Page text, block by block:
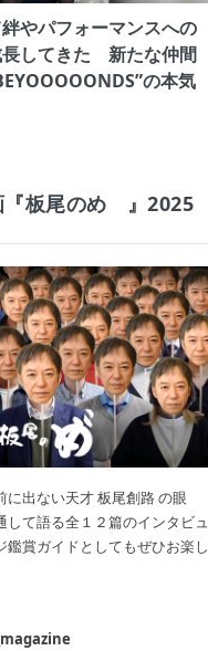
やパフォーマンスへの
長してきた 新たな仲間
の本気
『板尾のめ゙』2025
に出ない天才 板尾創路 の眼
して語る全１２篇のインタビュ
鑑賞ガイドとしてもぜひお楽し